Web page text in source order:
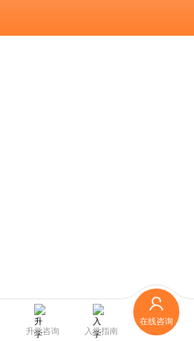
升学咨询 入学指南
在线咨询